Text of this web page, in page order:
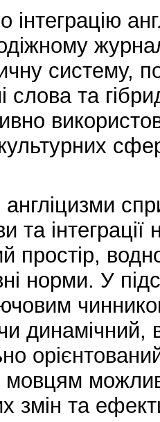
інтеграцію
систему,
слова та
та
простір,
норми. У
динамічний,
змін та